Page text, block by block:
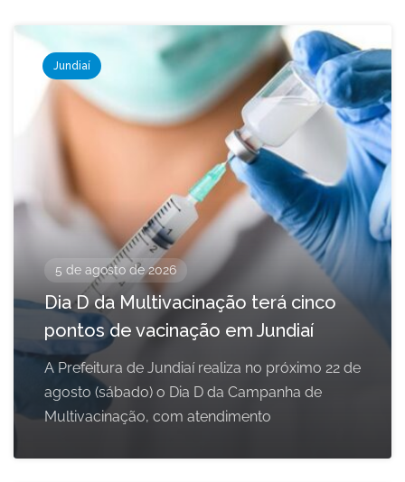
Jundiaí
5 de agosto de 2026
Dia D da Multivacinação terá cinco
pontos de vacinação em Jundiaí
A Prefeitura de Jundiaí realiza no próximo 22 de
agosto (sábado) o Dia D da Campanha de
Multivacinação, com atendimento